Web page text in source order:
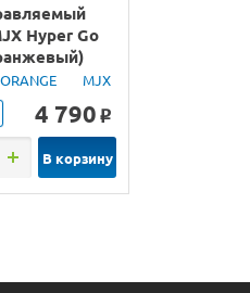
Hyper Go
1/16
MJX
4 790 o
В корзину